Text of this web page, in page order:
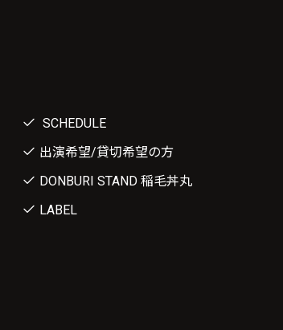
SCHEDULE
出演希望/貸切希望の方
DONBURI STAND 稲毛丼丸
LABEL